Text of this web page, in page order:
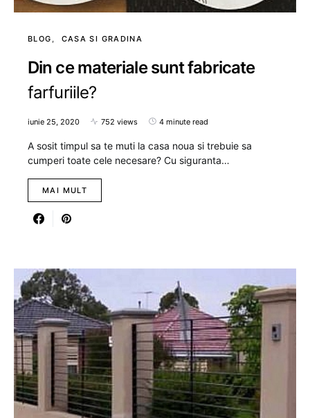
BLOG CASA SI GRADINA
Din ce materiale sunt fabricate
farfuriile?
iunie 25, 2020 752 views 4 minute read
A sosit timpul sa te muti la casa noua si trebuie sa
cumperi toate cele necesare? Cu siguranta…
MAI MULT